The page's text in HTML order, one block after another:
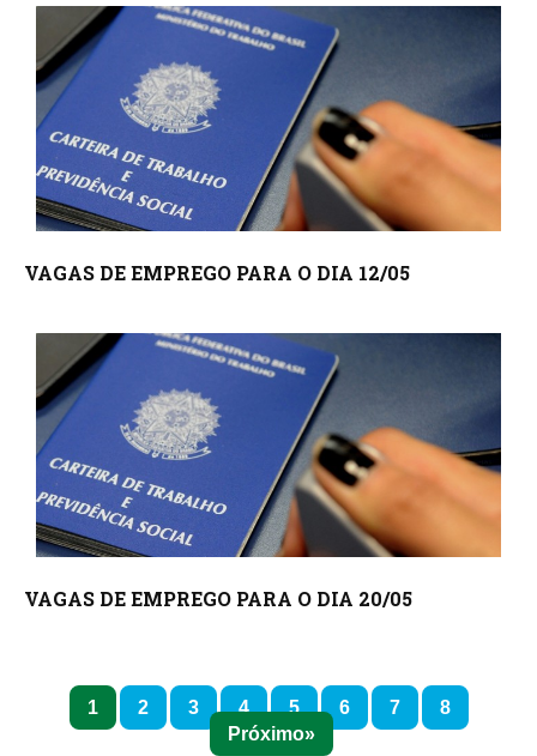
VAGAS DE EMPREGO PARA O DIA 12/05
VAGAS DE EMPREGO PARA O DIA 20/05
1 2 3 4 5 6 7
8
Próximo